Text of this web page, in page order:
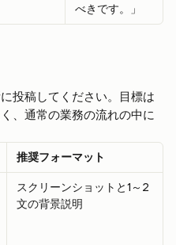
べきです。」
投稿してください。目標は
、通常の業務の流れの中に
推奨フォーマット
スクリーンショットと1～2
文の背景説明